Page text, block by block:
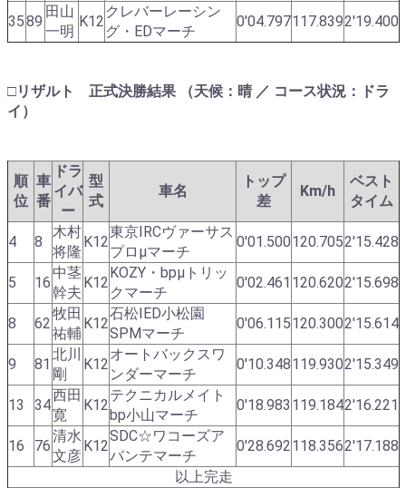
3589
田山
一明
K12
クレバーレーシン
グ・EDマーチ
0'04.797117.8392'19.400
□リザルト 正式決勝結果 （天候：晴 ／ コース状況：ドラ
イ）
順
位
車
番
ドラ
イバ
ー
型
式
車名
トップ
差
Km/h
ベスト
タイム
4 8
木村
将隆
K12
東京IRCヴァーサス
プロμマーチ
0'01.500120.7052'15.428
5 16
中茎
幹夫
K12
KOZY・bpμトリッ
クマーチ
0'02.461 120.6202'15.698
8 62
牧田
祐輔
K12
石松IED小松園
SPMマーチ
0'06.115120.3002'15.614
9 81
北川
剛
K12
オートバックスワ
ンダーマーチ
0'10.348119.9302'15.349
13 34
西田
寛
K12
テクニカルメイト
bp小山マーチ
0'18.983 119.1842'16.221
16 76
清水
文彦
K12
SDC☆ワコーズア
バンテマーチ
0'28.692118.3562'17.188
以上完走